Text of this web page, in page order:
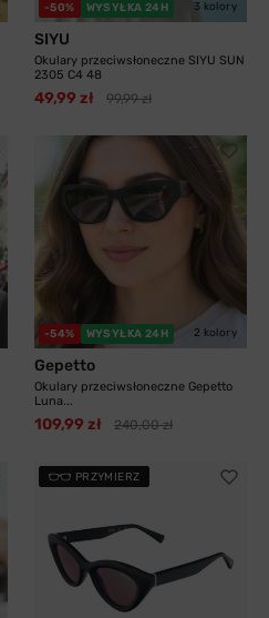
-50% WYSYŁKA 24H 3 kolory
SIYU
Okulary przeciwsłoneczne SIYU SUN
2305 C4 48
49,99 zł 99,99 zł
-54% WYSYŁKA 24H 2 kolory
Gepetto
Okulary przeciwsłoneczne Gepetto
Luna...
109,99 zł 240,00 zł
PRZYMIERZ